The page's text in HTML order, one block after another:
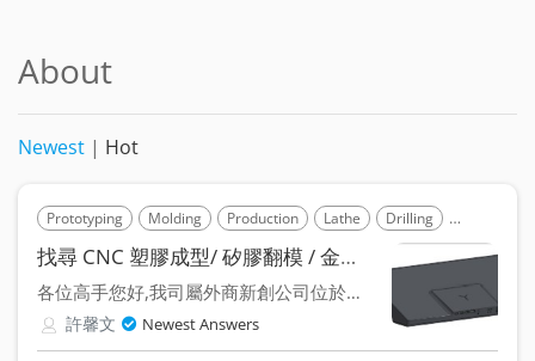
About
Newest | Hot
Prototyping Molding Production Lathe Drilling Cutter
找尋 CNC 塑膠成型/ 矽膠翻模 / 金屬鋁焊接 / 鋁金屬零件製作 廠商
各位高手您好,我司屬外商新創公司位於台中市,主要設計並製造桌...
許馨文 Newest Answers